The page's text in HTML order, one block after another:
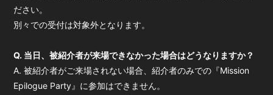
ださい。
別々での受付は対象外となります。
Q. 当日、被紹介者が来場できなかった場合はどうなりますか？
A. 被紹介者がご来場されない場合、紹介者のみでの『Mission
Epilogue Party』に参加はできません。